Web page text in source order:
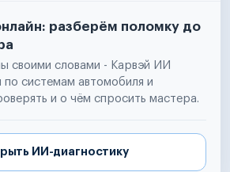
разберём поломку до
своими словами - Карвэй ИИ
по системам автомобиля и
и о чём спросить мастера.
ИИ-диагностику